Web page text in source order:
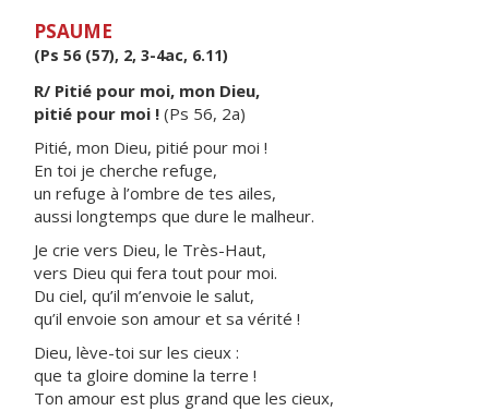
PSAUME
(Ps 56 (57), 2, 3-4ac, 6.11)
R/ Pitié pour moi, mon Dieu,
pitié pour moi ! (Ps 56, 2a)
Pitié, mon Dieu, pitié pour moi !
En toi je cherche refuge,
un refuge à l’ombre de tes ailes,
aussi longtemps que dure le malheur.
Je crie vers Dieu, le Très-Haut,
vers Dieu qui fera tout pour moi.
Du ciel, qu’il m’envoie le salut,
qu’il envoie son amour et sa vérité !
Dieu, lève-toi sur les cieux :
que ta gloire domine la terre !
Ton amour est plus grand que les cieux,